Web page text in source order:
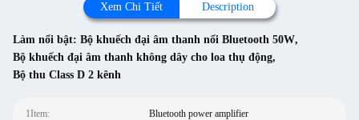
Xem Chi Tiết Description
Làm nổi bật: Bộ khuếch đại âm thanh nổi Bluetooth 50W,
Bộ khuếch đại âm thanh không dây cho loa thụ động,
Bộ thu Class D 2 kênh
1Item: Bluetooth power amplifier